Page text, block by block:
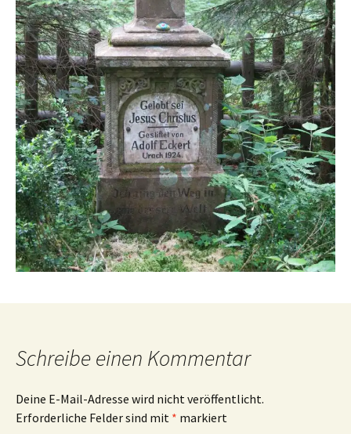
Schreibe einen Kommentar
Deine E-Mail-Adresse wird nicht veröffentlicht.
Erforderliche Felder sind mit * markiert